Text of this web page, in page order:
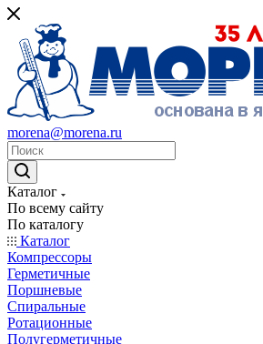
morena@morena.ru
Каталог
По всему сайту
По каталогу
Каталог
Компрессоры
Герметичные
Поршневые
Спиральные
Ротационные
Полугерметичные